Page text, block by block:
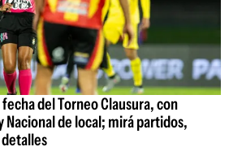
del Torneo Clausura, con
Nacional de local; mirá partidos,